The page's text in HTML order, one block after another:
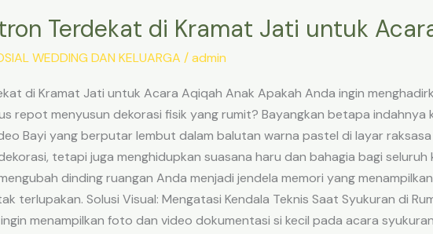
Terdekat di Kramat Jati untuk
WEDDING DAN KELUARGA /admin
di Kramat Jati untuk Acara Aqiqah Anak Apakah Anda ingin
repot menyusun dekorasi fisik yang rumit? Bayangkan betapa indahnya
Bayi yang berputar lembut dalam balutan warna pastel di layar
tetapi juga menghidupkan suasana haru dan bahagia bagi seluruh
dinding ruangan Anda menjadi jendela memori yang
terlupakan. Solusi Visual: Mengatasi Kendala Teknis Saat Syukuran di
menampilkan foto dan video dokumentasi si kecil pada acara